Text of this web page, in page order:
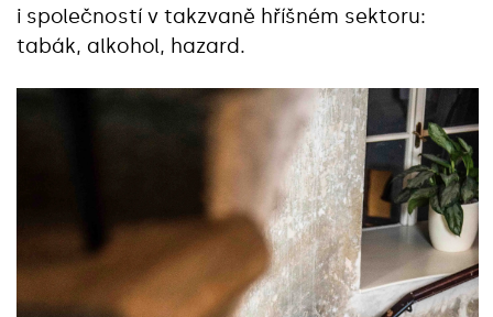
i společností v takzvaně hříšném sektoru:
tabák, alkohol, hazard.